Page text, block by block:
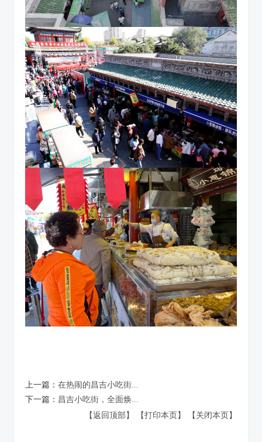
上一篇：在热闹的昌吉小吃街...
下一篇： 昌吉小吃街，全面焕...
【返回顶部】
【打印本页】 【关闭本页】